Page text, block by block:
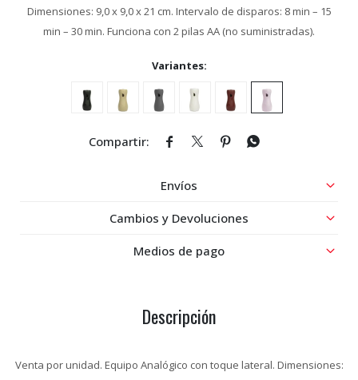
Dimensiones: 9,0 x 9,0 x 21 cm. Intervalo de disparos: 8 min – 15
min – 30 min. Funciona con 2 pilas AA (no suministradas).
Variantes:
   
Envíos
Cambios y Devoluciones
Medios de pago
Descripción
Venta por unidad. Equipo Analógico con toque lateral. Dimensiones: